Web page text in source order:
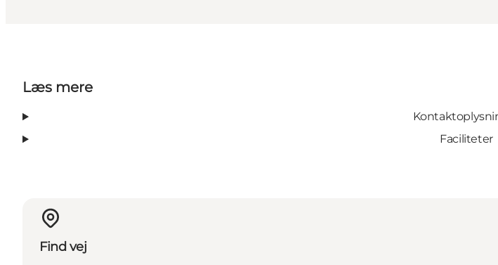
Læs mere
Faciliteter
Find vej